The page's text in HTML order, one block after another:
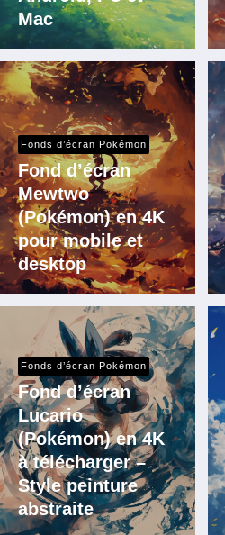
Mac
Fonds d’écran Pokémon
Fond d’écran
Mewtwo
(Pokémon) en 4K
pour mobile et
desktop
Fonds d’écran Pokémon
Fond d’écran
Lucario
(Pokémon) en 4K
à télécharger –
Style peinture
abstraite